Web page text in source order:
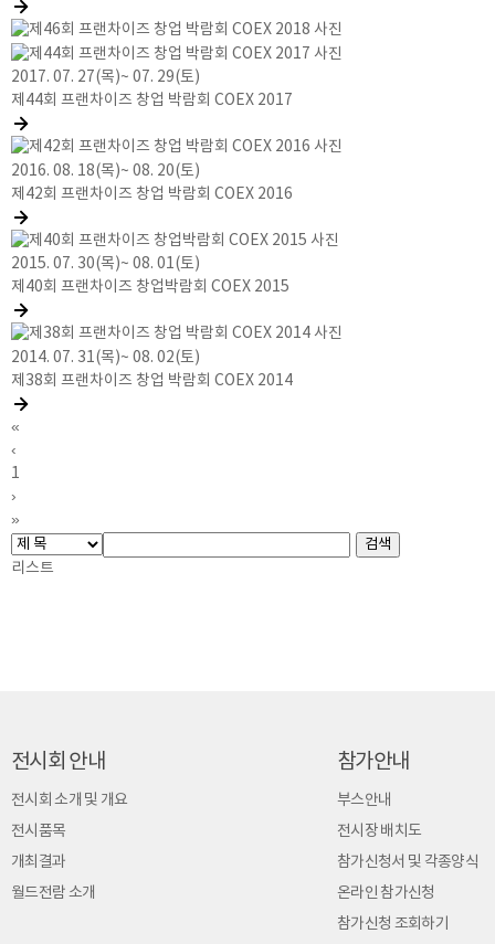
2017. 07. 27(목)~ 07. 29(토)
제44회 프랜차이즈 창업 박람회 COEX 2017
2016. 08. 18(목)~ 08. 20(토)
제42회 프랜차이즈 창업 박람회 COEX 2016
2015. 07. 30(목)~ 08. 01(토)
제40회 프랜차이즈 창업박람회 COEX 2015
2014. 07. 31(목)~ 08. 02(토)
제38회 프랜차이즈 창업 박람회 COEX 2014
«
‹
1
›
»
리스트
전시회 안내
전시회 소개 및 개요
전시품목
개최결과
월드전람 소개
참가안내
부스안내
전시장 배치도
참가신청서 및 각종양식
온라인 참가신청
참가신청 조회하기